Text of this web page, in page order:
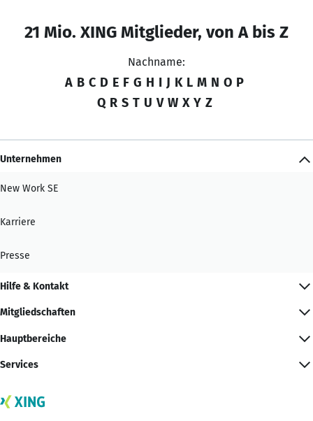
21 Mio. XING Mitglieder, von A bis Z
Nachname:
A B C D E F G H I J K L M N O P
Q R S T U V W X Y Z
Unternehmen
New Work SE
Karriere
Presse
Hilfe & Kontakt
Mitgliedschaften
Hauptbereiche
Services